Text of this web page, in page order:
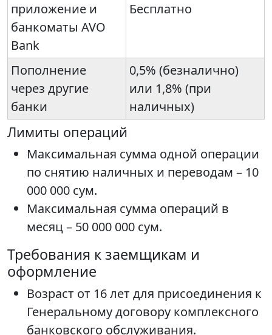
приложение и
банкоматы AVO
Bank
Бесплатно
Пополнение
через другие
банки
0,5% (безналично)
или 1,8% (при
наличных)
Лимиты операций
Максимальная сумма одной операции
по снятию наличных и переводам – 10
000 000 сум.
Максимальная сумма операций в
месяц – 50 000 000 сум.
Требования к заемщикам и
оформление
Возраст от 16 лет для присоединения к
Генеральному договору комплексного
банковского обслуживания.